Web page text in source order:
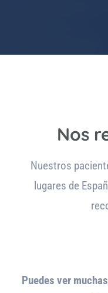
Nos
Nuestros
lugares de
Puedes ver